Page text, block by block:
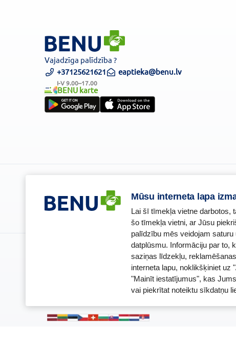
Mūsu interneta lapa
Lai šī tīmekļa vietne darbotos,
šo tīmekļa vietni, ar Jūsu
palīdzību mēs veidojam
datplūsmu. Informāciju par to,
saziņas līdzekļu,
interneta lapu, noklikšķiniet uz
"Mainīt iestatījumus", kas
vai piekrītat noteiktu sīkdatņu
Vajadzīga palīdzība ?
+37125621621
I-V 9.00–17.00
eaptieka@benu.lv
BENU karte
Juridiskā adrese / Faktiskā adrese:
Noliktavu iela 5, Dreiliņi, Stopiņu novads, LV-2130
Licence
Licences
E-aptiekas
Aptiekas
Sertificēta
Reģistrācijas